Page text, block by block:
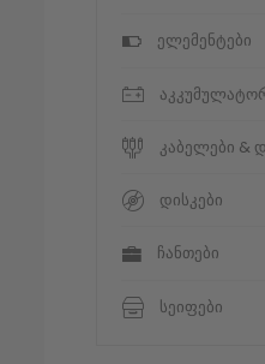
ელემენტები
კაბელები &
დისკები
ჩანთები
სეიფები